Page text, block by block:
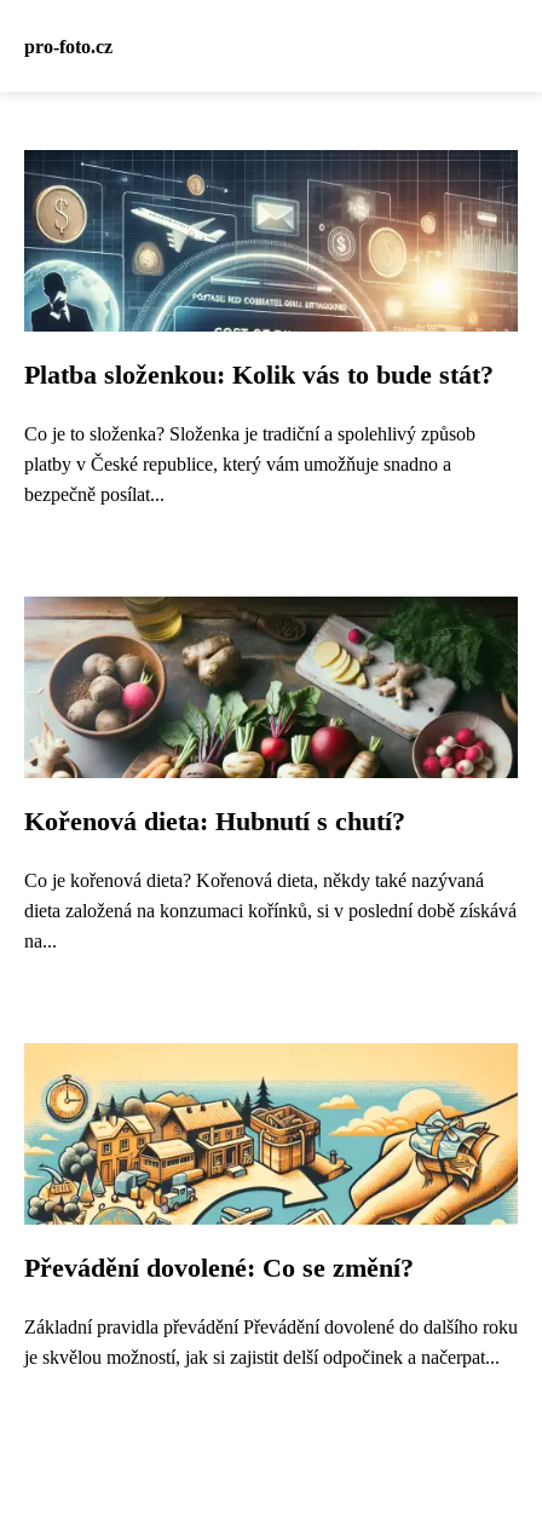
pro-foto.cz
Platba složenkou: Kolik vás to bude stát?
Co je to složenka? Složenka je tradiční a spolehlivý způsob
platby v České republice, který vám umožňuje snadno a
bezpečně posílat...
Kořenová dieta: Hubnutí s chutí?
Co je kořenová dieta? Kořenová dieta, někdy také nazývaná
dieta založená na konzumaci kořínků, si v poslední době získává
na...
Převádění dovolené: Co se změní?
Základní pravidla převádění Převádění dovolené do dalšího roku
je skvělou možností, jak si zajistit delší odpočinek a načerpat...